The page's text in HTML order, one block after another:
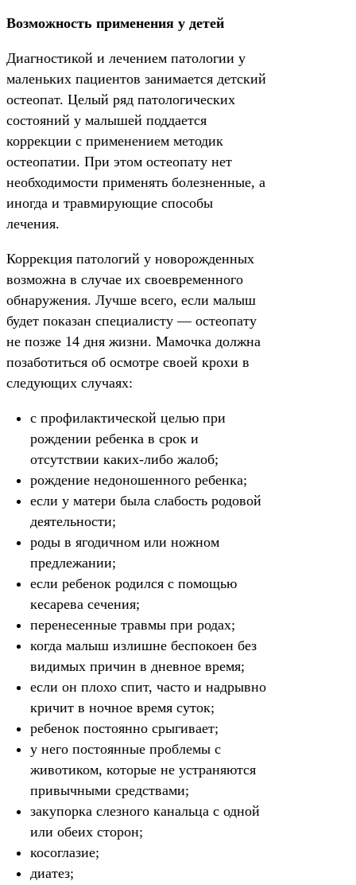
Возможность применения у детей
Диагностикой и лечением патологии у
маленьких пациентов занимается детский
остеопат. Целый ряд патологических
состояний у малышей поддается
коррекции с применением методик
остеопатии. При этом остеопату нет
необходимости применять болезненные, а
иногда и травмирующие способы
лечения.
Коррекция патологий у новорожденных
возможна в случае их своевременного
обнаружения. Лучше всего, если малыш
будет показан специалисту — остеопату
не позже 14 дня жизни. Мамочка должна
позаботиться об осмотре своей крохи в
следующих случаях:
с профилактической целью при
рождении ребенка в срок и
отсутствии каких-либо жалоб;
рождение недоношенного ребенка;
если у матери была слабость родовой
деятельности;
роды в ягодичном или ножном
предлежании;
если ребенок родился с помощью
кесарева сечения;
перенесенные травмы при родах;
когда малыш излишне беспокоен без
видимых причин в дневное время;
если он плохо спит, часто и надрывно
кричит в ночное время суток;
ребенок постоянно срыгивает;
у него постоянные проблемы с
животиком, которые не устраняются
привычными средствами;
закупорка слезного канальца с одной
или обеих сторон;
косоглазие;
диатез;